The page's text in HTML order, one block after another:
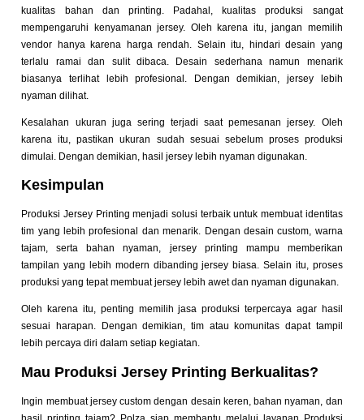
kualitas bahan dan printing. Padahal, kualitas produksi sangat
mempengaruhi kenyamanan jersey. Oleh karena itu, jangan memilih
vendor hanya karena harga rendah. Selain itu, hindari desain yang
terlalu ramai dan sulit dibaca. Desain sederhana namun menarik
biasanya terlihat lebih profesional. Dengan demikian, jersey lebih
nyaman dilihat.
Kesalahan ukuran juga sering terjadi saat pemesanan jersey. Oleh
karena itu, pastikan ukuran sudah sesuai sebelum proses produksi
dimulai. Dengan demikian, hasil jersey lebih nyaman digunakan.
Kesimpulan
Produksi Jersey Printing menjadi solusi terbaik untuk membuat identitas
tim yang lebih profesional dan menarik. Dengan desain custom, warna
tajam, serta bahan nyaman, jersey printing mampu memberikan
tampilan yang lebih modern dibanding jersey biasa. Selain itu, proses
produksi yang tepat membuat jersey lebih awet dan nyaman digunakan.
Oleh karena itu, penting memilih jasa produksi terpercaya agar hasil
sesuai harapan. Dengan demikian, tim atau komunitas dapat tampil
lebih percaya diri dalam setiap kegiatan.
Mau Produksi Jersey Printing Berkualitas?
Ingin membuat jersey custom dengan desain keren, bahan nyaman, dan